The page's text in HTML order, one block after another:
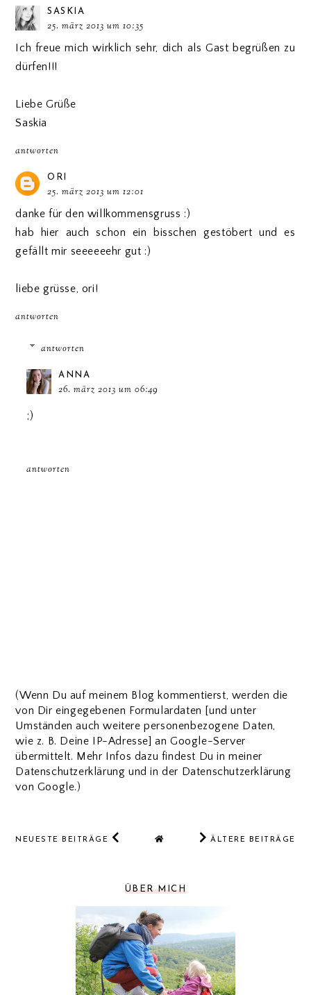
SASKIA
25. märz 2013 um 10:35
Ich freue mich wirklich sehr, dich als Gast begrüßen zu
dürfen!!!
Liebe Grüße
Saskia
antworten
ORI
25. märz 2013 um 12:01
danke für den willkommensgruss :)
hab hier auch schon ein bisschen gestöbert und es
gefällt mir seeeeeehr gut :)
liebe grüsse, ori!
antworten
antworten
ANNA
26. märz 2013 um 06:49
;)
antworten
(Wenn Du auf meinem Blog kommentierst, werden die
von Dir eingegebenen Formulardaten [und unter
Umständen auch weitere personenbezogene Daten,
wie z. B. Deine IP-Adresse] an Google-Server
übermittelt. Mehr Infos dazu findest Du in meiner
Datenschutzerklärung und in der Datenschutzerklärung
von Google.)
NEUESTE BEITRÄGE ÄLTERE BEITRÄGE
ÜBER MICH